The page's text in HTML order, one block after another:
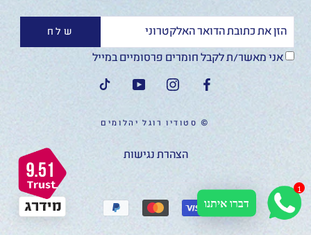
שלח
אני מאשר/ת לקבל חומרים פרסומיים במייל
© סטודיו רוגל יהלומים
הצהרת נגישות
דברו איתנו
1